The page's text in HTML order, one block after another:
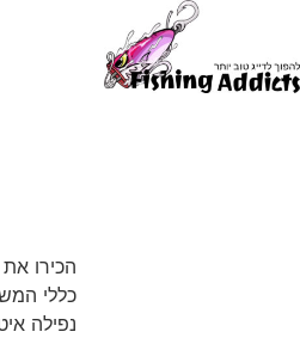
הכירו את
כללי
נפילה